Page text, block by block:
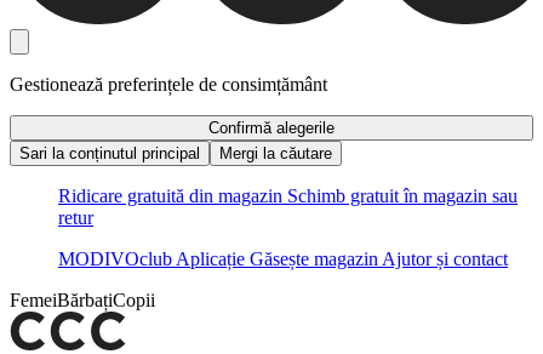
Gestionează preferințele de consimțământ
Confirmă alegerile
Sari la conținutul principal
Mergi la căutare
Ridicare gratuită din magazin Schimb gratuit în magazin sau
retur
MODIVOclub Aplicație Găsește magazin Ajutor și contact
FemeiBărbațiCopii